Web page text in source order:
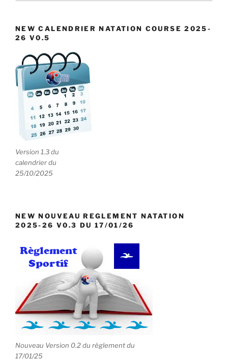
NEW CALENDRIER NATATION COURSE 2025-
26 V0.5
Version 1.3 du
calendrier du
25/10/2025
NEW NOUVEAU REGLEMENT NATATION
2025-26 V0.3 DU 17/01/26
Nouveau Version 0.2 du règlement du
17/01/25